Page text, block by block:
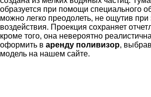
образуется при помощи специального
можно легко преодолеть, не ощутив при
воздействия. Проекция сохраняет
кроме того, она невероятно
оформить в аренду поливизор,
модель на нашем сайте.